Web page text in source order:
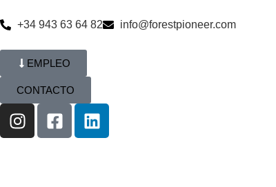
+34 943 63 64 82 info@forestpioneer.com
EMPLEO
CONTACTO